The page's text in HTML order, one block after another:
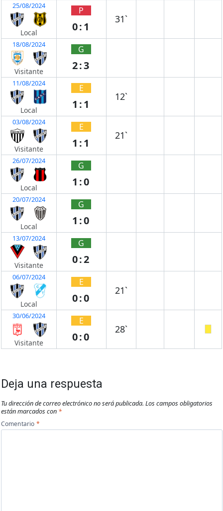
25/08/2024
Local
P
0:1
31`
18/08/2024
Visitante
G
2:3
11/08/2024
Local
E
1:1
12`
03/08/2024
Visitante
E
1:1
21`
26/07/2024
Local
G
1:0
20/07/2024
Local
G
1:0
13/07/2024
Visitante
G
0:2
06/07/2024
Local
E
0:0
21`
30/06/2024
Visitante
E
0:0
28`
Deja una respuesta
Tu dirección de correo electrónico no será publicada. Los campos obligatorios
están marcados con *
Comentario *